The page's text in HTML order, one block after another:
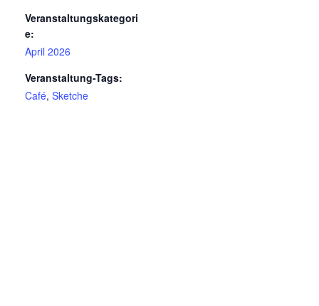
Veranstaltungskategori
e:
April 2026
Veranstaltung-Tags:
Café, Sketche